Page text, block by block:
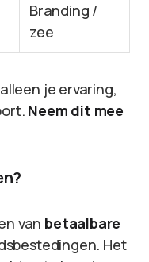
Branding /
zee
je ervaring,
Neem dit mee
van betaalbare
Het